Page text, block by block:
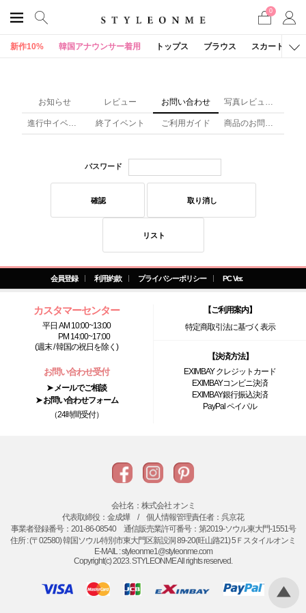
0
新作10% 韓国アナウンサー着用 トップス ブラウス スカート
お知らせ レビュー お問い合わせ 写真レビュー(x)
進行中イベント 終了イベント ご利用ガイド 商品のお問い合わせ
パスワード
確認 取り消し
リスト
会員登録 利用約款 プライバシーポリシー PC Ver.
カスタマーセンター
平日 AM 10:00~13:00
PM 14:00~17:00
(週末 / 韓国の祝日を除く)
お問い合わせ受付
➤ メールでご相談
➤ お問い合わせフォーム
（24時間受付）
【ご利用案内】
特定商取引法に基づく表示
【決済方法】
EXIMBAY クレジットカード
EXIMBAYコンビニ決済
EXIMBAY銀行振込決済
PayPal ペイパル
会社名：株式会社 オンミ
代表取締役：金成燁 / 個人情報管理責任者：呉京花
事業者登録番号：201-86-08540 通信販売業許可番号：第2019-ソウル東大門-1551号
住所 : (〒02580) 韓国ソウル特別市東大門区新設洞 89-20(旺山路21) 5Ｆスタイルオンミ
E-MAIL : styleonme1@styleonme.com
Copyright(c) 2023. STYLEONME All rights reserved.